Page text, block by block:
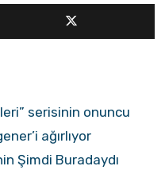
serisinin onuncu
ağırlıyor
Şimdi Buradaydı